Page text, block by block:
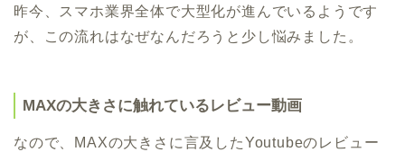
昨今、スマホ業界全体で大型化が進んでいるようです
が、この流れはなぜなんだろうと少し悩みました。
MAXの大きさに触れているレビュー動画
なので、MAXの大きさに言及したYoutubeのレビュー